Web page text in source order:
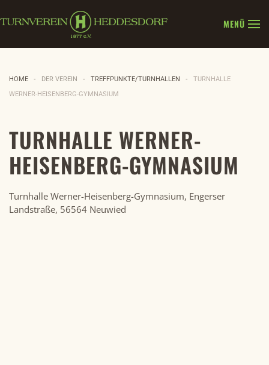
Zum Hauptinhalt springen
MENÜ
HOME DER VEREIN TREFFPUNKTE/TURNHALLEN
TURNHALLE
WERNER-HEISENBERG-GYMNASIUM
TURNHALLE WERNER-
HEISENBERG-GYMNASIUM
Turnhalle Werner-Heisenberg-Gymnasium, Engerser
Landstraße, 56564 Neuwied